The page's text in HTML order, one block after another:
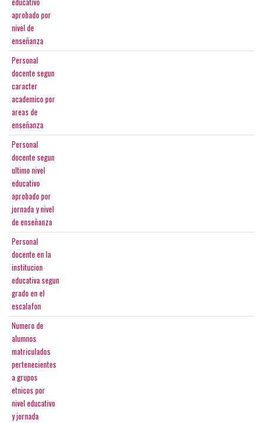
aprobado por
nivel de
enseñanza
Personal
docente segun
caracter
academico por
areas de
enseñanza
Personal
docente segun
ultimo nivel
educativo
aprobado por
jornada y nivel
de enseñanza
Personal
docente en la
institucion
educativa segun
grado en el
escalafon
Numero de
alumnos
matriculados
pertenecientes
a grupos
etnicos por
nivel educativo
y jornada